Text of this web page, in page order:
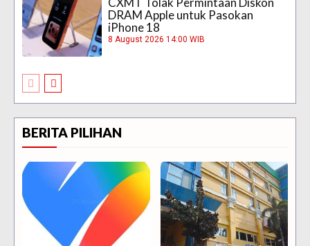
DRAM Apple untuk Pasokan
iPhone 18
8 August 2026 14:00 WIB
BERITA PILIHAN